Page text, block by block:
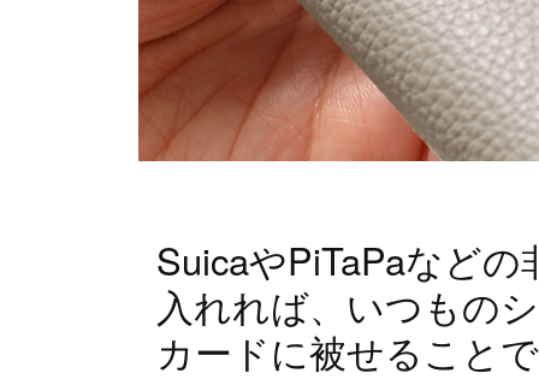
SuicaやPiTaPaなど
入れれば、いつもの
カードに被せること